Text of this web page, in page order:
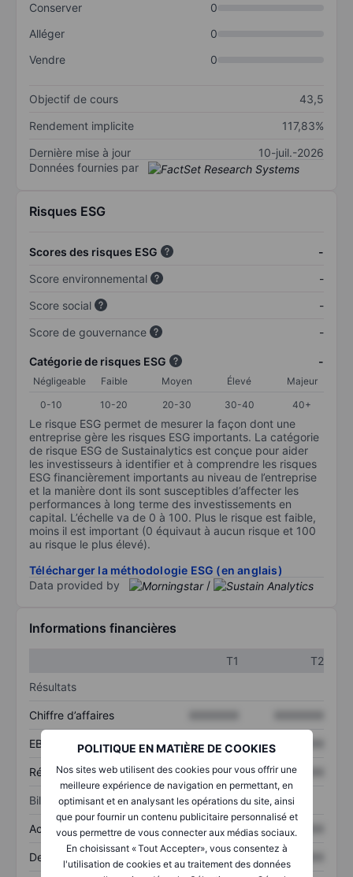
POLITIQUE EN MATIÈRE DE COOKIES
Nos sites web utilisent des cookies pour vous offrir une
meilleure expérience de navigation en permettant, en
optimisant et en analysant les opérations du site, ainsi
que pour fournir un contenu publicitaire personnalisé et
vous permettre de vous connecter aux médias sociaux.
En choisissant « Tout Accepter», vous consentez à
l'utilisation de cookies et au traitement des données
Conserver
0
Alléger
0
Vendre
0
Objectif de cours
43,5
Rendement implicite
117,83%
Dernière mise à jour
10-juil.-2026
Données fournies par
Risques ESG
Scores des risques ESG
-
Score environnemental
-
Score social
-
Score de gouvernance
-
Catégorie de risques ESG -
Négligeable Faible Moyen Élevé
Majeur
0-10
10-20 20-30 30-40 40+
Le risque ESG permet de mesurer la façon dont une
entreprise gère les risques ESG importants. La catégorie
de risque ESG de Sustainalytics est conçue pour aider
les investisseurs à identifier et à comprendre les risques
ESG financièrement importants au niveau de l’entreprise
et la manière dont ils sont susceptibles d’affecter les
performances à long terme des investissements en
capital. L’échelle va de 0 à 100. Plus le risque est faible,
moins il est important (0 équivaut à aucun risque et 100
au risque le plus élevé).
Télécharger la méthodologie ESG (en anglais)
Data provided by
/
Informations financières
T1
T2
Résultats
Chiffre d’affaires
EBITDA XXXXXXX XXXXXXX
Résultat net XXXXXXX XXXXXXX
Bilan
Actifs totaux XXXXXXX XXXXXXX
Dette totale XXXXXXX XXXXXXX